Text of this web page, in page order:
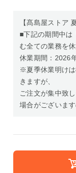
【髙島屋ストア
■下記の期間中は
む全ての業務を
休業期間：2026
※夏季休業明け
きますが、
ご注文が集中致
場合がございま